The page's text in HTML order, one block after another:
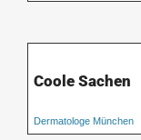
Coole Sachen
Dermatologe München